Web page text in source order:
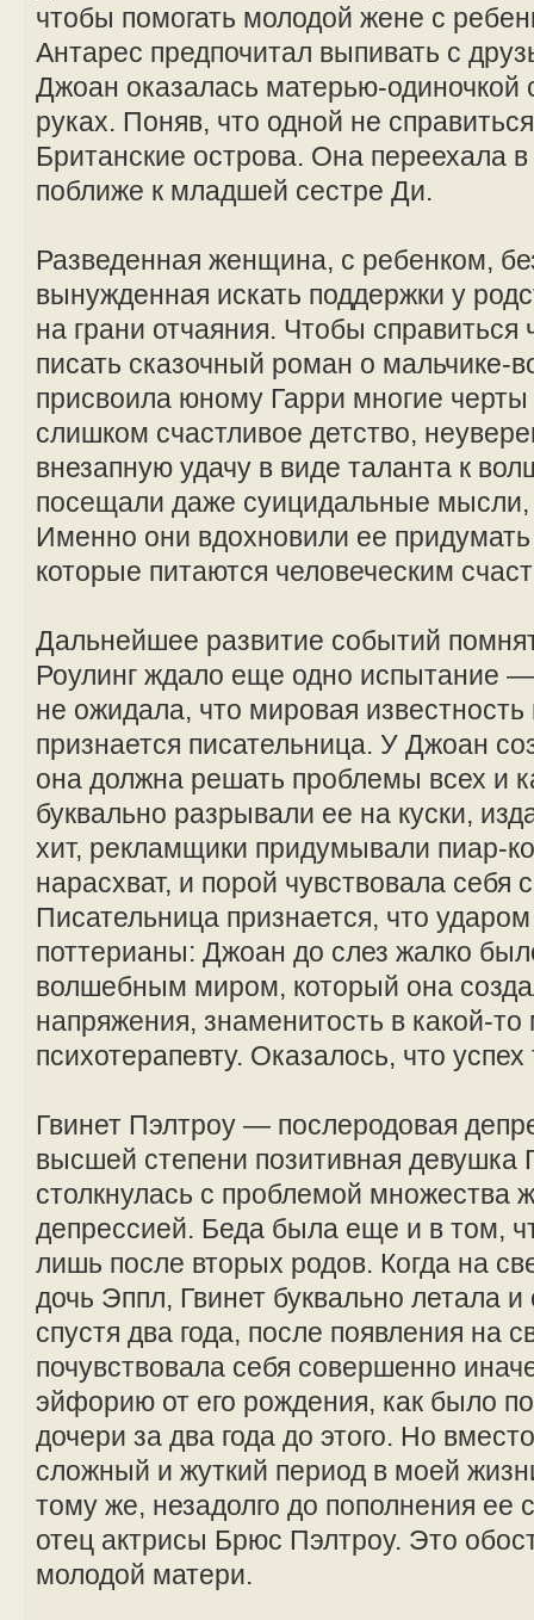
чтобы помогать молодой жене с
Антарес предпочитал выпивать с
Джоан оказалась матерью-одиночкой
руках. Поняв, что одной не
Британские острова. Она переехала
поближе к младшей сестре Ди.
Разведенная женщина, с ребенком,
вынужденная искать поддержки у
на грани отчаяния. Чтобы
писать сказочный роман о мальчике-
присвоила юному Гарри многие
слишком счастливое детство,
внезапную удачу в виде таланта к
посещали даже суицидальные мысли,
Именно они вдохновили ее
которые питаются человеческим
Дальнейшее развитие событий
Роулинг ждало еще одно испытание
не ожидала, что мировая известность
признается писательница. У Джоан
она должна решать проблемы всех и
буквально разрывали ее на куски,
хит, рекламщики придумывали пиар-
нарасхват, и порой чувствовала себя
Писательница признается, что
поттерианы: Джоан до слез жалко
волшебным миром, который она
напряжения, знаменитость в какой-
психотерапевту. Оказалось, что
Гвинет Пэлтроу — послеродовая
высшей степени позитивная девушка
столкнулась с проблемой
депрессией. Беда была еще и в том,
лишь после вторых родов. Когда на
дочь Эппл, Гвинет буквально летала
спустя два года, после появления на
почувствовала себя совершенно
эйфорию от его рождения, как было
дочери за два года до этого. Но
сложный и жуткий период в моей
тому же, незадолго до пополнения ее
отец актрисы Брюс Пэлтроу. Это
молодой матери.